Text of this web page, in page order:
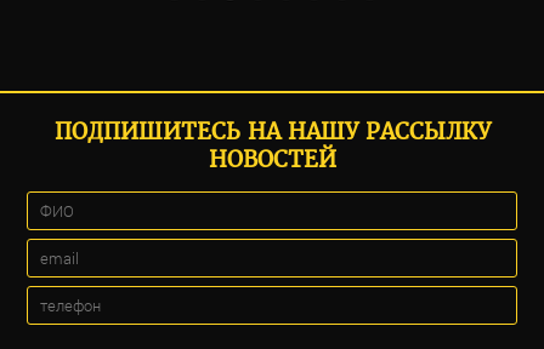
ПОДПИШИТЕСЬ НА НАШУ РАССЫЛКУ
НОВОСТЕЙ